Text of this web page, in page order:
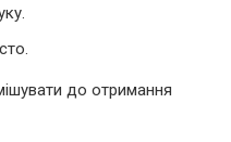
до отримання